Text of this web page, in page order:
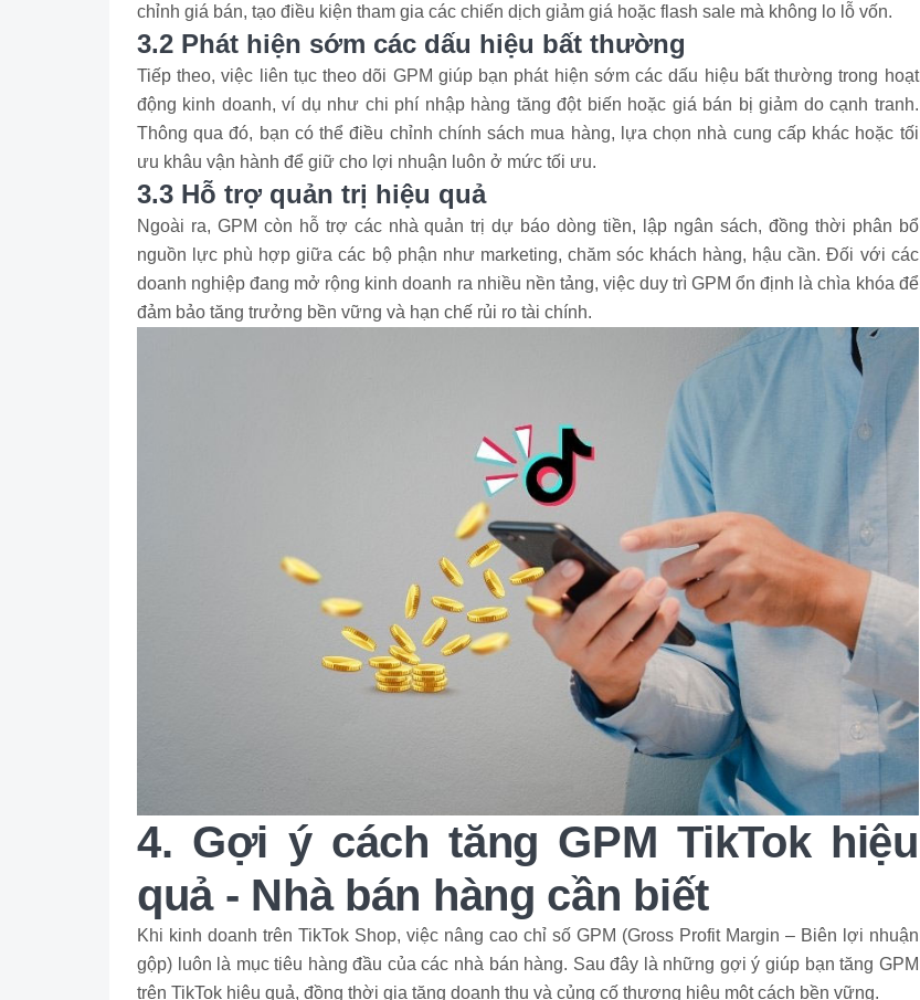
chỉnh giá bán, tạo điều kiện tham gia các chiến dịch giảm giá hoặc flash sale mà không lo lỗ vốn.
3.2 Phát hiện sớm các dấu hiệu bất thường
Tiếp theo, việc liên tục theo dõi GPM giúp bạn phát hiện sớm các dấu hiệu bất thường trong hoạt
động kinh doanh, ví dụ như chi phí nhập hàng tăng đột biến hoặc giá bán bị giảm do cạnh tranh.
Thông qua đó, bạn có thể điều chỉnh chính sách mua hàng, lựa chọn nhà cung cấp khác hoặc tối
ưu khâu vận hành để giữ cho lợi nhuận luôn ở mức tối ưu.
3.3 Hỗ trợ quản trị hiệu quả
Ngoài ra, GPM còn hỗ trợ các nhà quản trị dự báo dòng tiền, lập ngân sách, đồng thời phân bổ
nguồn lực phù hợp giữa các bộ phận như marketing, chăm sóc khách hàng, hậu cần. Đối với các
doanh nghiệp đang mở rộng kinh doanh ra nhiều nền tảng, việc duy trì GPM ổn định là chìa khóa để
đảm bảo tăng trưởng bền vững và hạn chế rủi ro tài chính.
4. Gợi ý cách tăng GPM TikTok hiệu
quả - Nhà bán hàng cần biết
Khi kinh doanh trên TikTok Shop, việc nâng cao chỉ số GPM (Gross Profit Margin – Biên lợi nhuận
gộp) luôn là mục tiêu hàng đầu của các nhà bán hàng. Sau đây là những gợi ý giúp bạn tăng GPM
trên TikTok hiệu quả, đồng thời gia tăng doanh thu và củng cố thương hiệu một cách bền vững.